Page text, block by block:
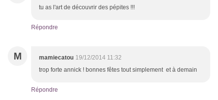
tu as l'art de découvrir des pépites !!!
Répondre
M mamiecatou 19/12/2014 11:32
trop forte annick ! bonnes fêtes tout simplement et à demain
Répondre